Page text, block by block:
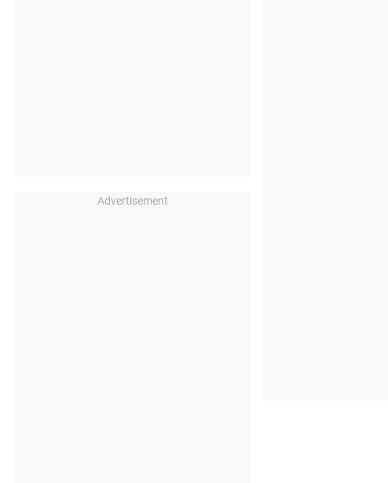
Advertisement